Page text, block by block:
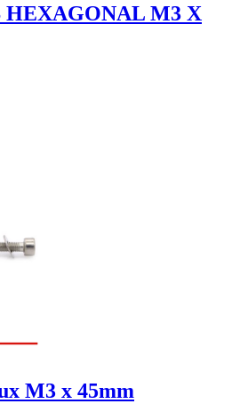
HEXAGONAL M3 X
M3 x 45mm